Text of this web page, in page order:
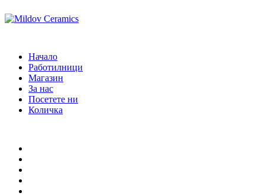
Начало
Работилници
Магазин
За нас
Посетете ни
Количка